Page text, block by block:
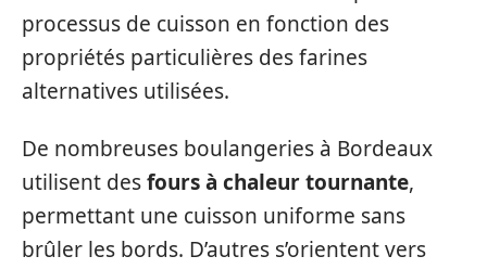
processus de cuisson en fonction des
propriétés particulières des farines
alternatives utilisées.
De nombreuses boulangeries à Bordeaux
utilisent desfours à chaleur tournante,
permettant une cuisson uniforme sans
brûler les bords. D’autres s’orientent vers